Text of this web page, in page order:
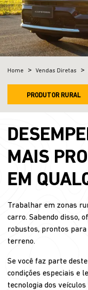
Home Vendas Diretas
PRODUTOR RURAL
MAIS
EM
Trabalhar em zonas
carro. Sabendo disso,
robustos, prontos
terreno.
Se você faz parte
condições especiais e
tecnologia dos veículos